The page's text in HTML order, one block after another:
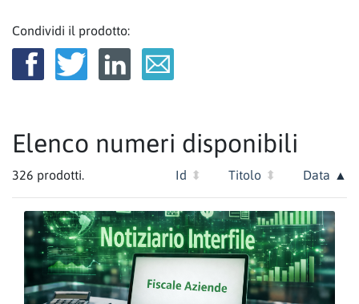
Condividi il prodotto:
Elenco numeri disponibili
326 prodotti. Id Titolo Data